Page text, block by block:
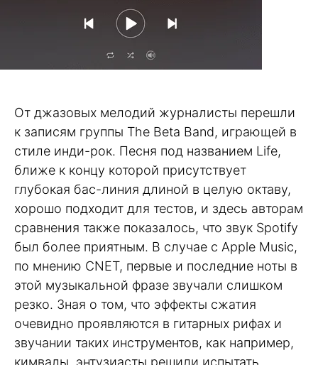
От джазовых мелодий журналисты перешли
к записям группы The Beta Band, играющей в
стиле инди-рок. Песня под названием Life,
ближе к концу которой присутствует
глубокая бас-линия длиной в целую октаву,
хорошо подходит для тестов, и здесь авторам
сравнения также показалось, что звук Spotify
был более приятным. В случае с Apple Music,
по мнению CNET, первые и последние ноты в
этой музыкальной фразе звучали слишком
резко. Зная о том, что эффекты сжатия
очевидно проявляются в гитарных рифах и
звучании таких инструментов, как например,
кимвалы, энтузиасты решили испытать